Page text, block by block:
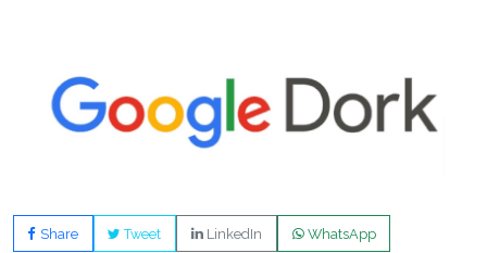
Share Tweet LinkedIn WhatsApp